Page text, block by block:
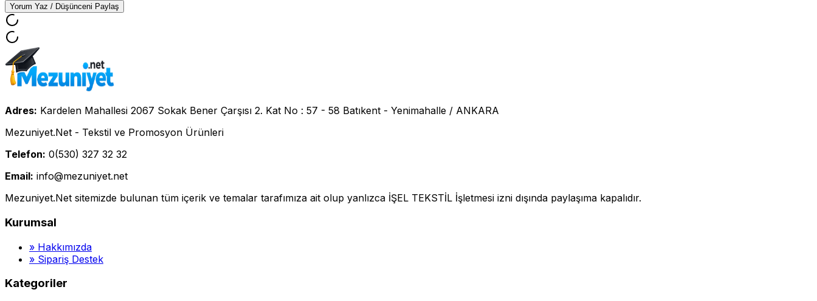
Yorum Yaz / Düşünceni Paylaş
Adres: Kardelen Mahallesi 2067 Sokak Bener Çarşısı 2. Kat No : 57 - 58 Batıkent - Yenimahalle / ANKARA
Mezuniyet.Net - Tekstil ve Promosyon Ürünleri
Telefon: 0(530) 327 32 32
Email: info@mezuniyet.net
Mezuniyet.Net sitemizde bulunan tüm içerik ve temalar tarafımıza ait olup yanlızca İŞEL TEKSTİL İşletmesi izni dışında paylaşıma kapalıdır.
Kurumsal
» Hakkımızda
» Sipariş Destek
Kategoriler